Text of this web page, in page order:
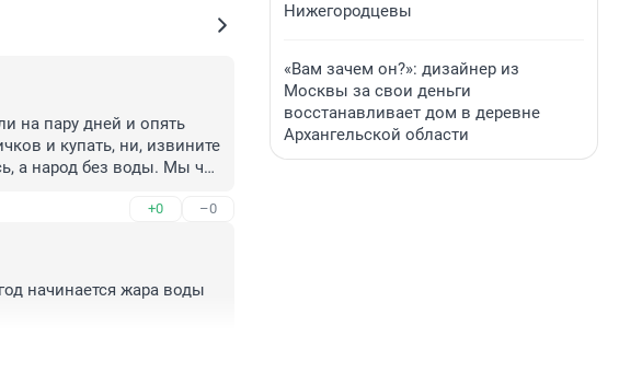
на пару дней и опять
и купать, ни, извините
а народ без воды. Мы что
Или кто-то не хочет
не только из города,
До каких пор будет
+0 –0
начинается жара воды
Нижегородцевы
«Вам зачем он?»: дизайнер из
Москвы за свои деньги
восстанавливает дом в деревне
Архангельской области